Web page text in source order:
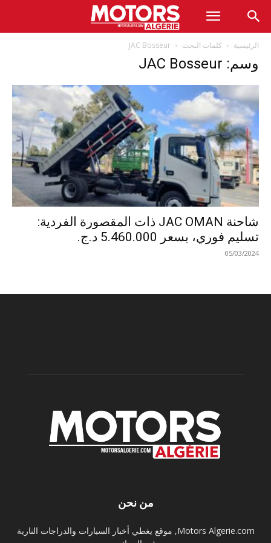
الرئيسية كلمات البحث JAC Bosseur
وسم: JAC Bosseur
شاحنة JAC OMAN ذات المقصورة الفردية:
تسليم فوري، بسعر 5.460.000 د.ج.
05/03/2024
من نحن
Motors Algerie.com, موقع يغطي أخبار السيارات والدراجات النارية